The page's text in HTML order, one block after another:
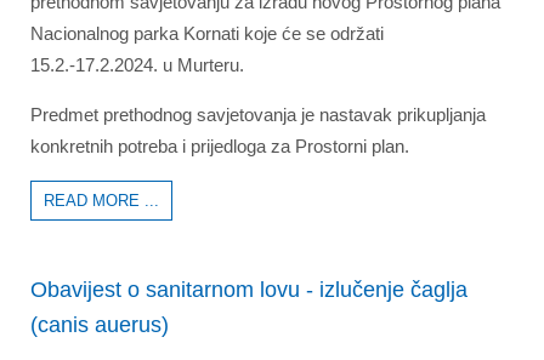
Nacionalnog parka Kornati koje će se održati
15.2.-17.2.2024. u Murteru.
Predmet prethodnog savjetovanja je nastavak prikupljanja
konkretnih potreba i prijedloga za Prostorni plan.
READ MORE ...
Obavijest o sanitarnom lovu - izlučenje čaglja
(canis auerus)